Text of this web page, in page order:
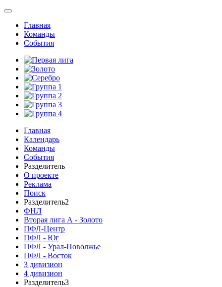
Главная
Команды
События
Главная
Календарь
Команды
События
Разделитель
О проекте
Реклама
Поиск
Разделитель2
ФНЛ
Вторая лига А - Золото
ПФЛ-Центр
ПФЛ - Юг
ПФЛ - Урал-Поволжье
ПФЛ - Восток
3 дивизион
4 дивизион
Разделитель3